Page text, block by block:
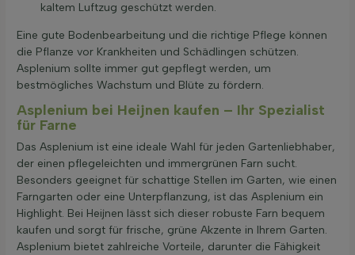
kaltem Luftzug geschützt werden.
Eine gute Bodenbearbeitung und die richtige Pflege können
die Pflanze vor Krankheiten und Schädlingen schützen.
Asplenium sollte immer gut gepflegt werden, um
bestmögliches Wachstum und Blüte zu fördern.
Asplenium bei Heijnen kaufen – Ihr Spezialist
für Farne
Das Asplenium ist eine ideale Wahl für jeden Gartenliebhaber,
der einen pflegeleichten und immergrünen Farn sucht.
Besonders geeignet für schattige Stellen im Garten, wie einen
Farngarten oder eine Unterpflanzung, ist das Asplenium ein
Highlight. Bei Heijnen lässt sich dieser robuste Farn bequem
kaufen und sorgt für frische, grüne Akzente in Ihrem Garten.
Asplenium bietet zahlreiche Vorteile, darunter die Fähigkeit